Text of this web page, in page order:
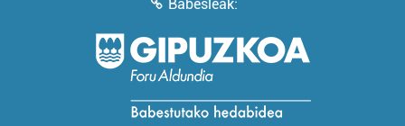
Babesleak: